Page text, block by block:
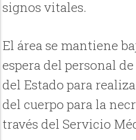
signos vitales.
El área se mantiene
espera del personal
del Estado para
del cuerpo para la
través del Servicio